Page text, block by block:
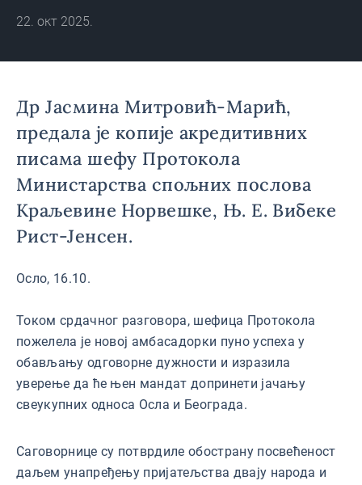
Краљевине Норвешке, Њ. Е.
Вибеке Рист-Јенсен.
22. окт 2025.
Др Јасмина Митровић-Марић,
предала је копије акредитивних
писама шефу Протокола
Министарства спољних послова
Краљевине Норвешке, Њ. Е. Вибеке
Рист-Јенсен.
Осло, 16.10.
Током срдачног разговора, шефица Протокола
пожелела је новој амбасадорки пуно успеха у
обављању одговорне дужности и изразила
уверење да ће њен мандат допринети јачању
свеукупних односа Осла и Београда.
Саговорнице су потврдиле обострану посвећеност
даљем унапређењу пријатељства двају народа и